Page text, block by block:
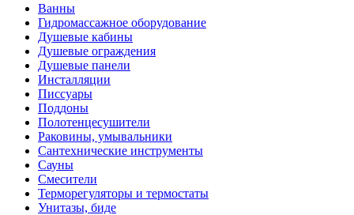
Ванны
Гидромассажное оборудование
Душевые кабины
Душевые ограждения
Душевые панели
Инсталляции
Писсуары
Поддоны
Полотенцесушители
Раковины, умывальники
Сантехнические инструменты
Сауны
Смесители
Терморегуляторы и термостаты
Унитазы, биде